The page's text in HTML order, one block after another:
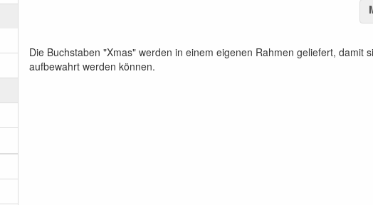
Die Buchstaben "Xmas" werden in einem eigenen Rahmen geliefert, damit
aufbewahrt werden können.